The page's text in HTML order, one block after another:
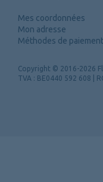
Mes coordonnées
Mon adresse
Méthodes de paiement
Copyright © 2016-2026
TVA : BE0440 592 608 |